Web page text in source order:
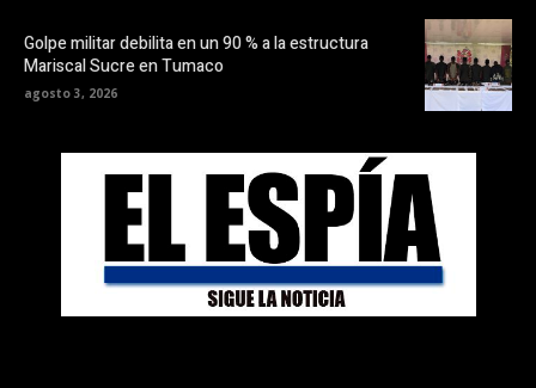
Golpe militar debilita en un 90 % a la estructura
Mariscal Sucre en Tumaco
agosto 3, 2026